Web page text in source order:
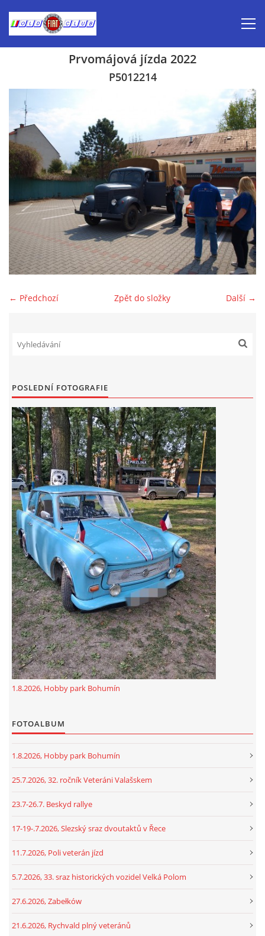
Inzerce prodej
Aktuálně-pozvánky
Kalendář veteránských akcí 2026
Prvomájová jízda 2026
Old Fiat Club historie
Vývozy a osvědčení
Benzín - Čas bioblaženosti přichází
Moderní nafta
Stanovy Old Fiat Clubu, z. s.
GDPR
oldfiatclub@seznam.cz |RSS
Prvomájová jízda 2022
P5012214
← Předchozí Další →
Zpět do složky
POSLEDNÍ FOTOGRAFIE
1.8.2026, Hobby park Bohumín
FOTOALBUM
1.8.2026, Hobby park Bohumín
25.7.2026, 32. ročník Veteráni Valašskem
23.7-26.7. Beskyd rallye
17-19-.7.2026, Slezský sraz dvoutaktů v Řece
11.7.2026, Poli veterán jízd
5.7.2026, 33. sraz historických vozidel Velká Polom
27.6.2026, Zabełków
21.6.2026, Rychvald plný veteránů